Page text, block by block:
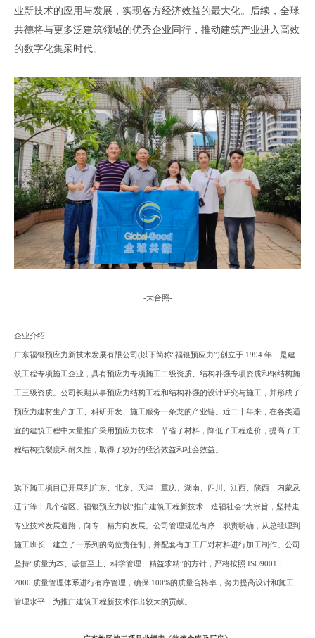
业新技术的应用与发展 ， 实现各方经济效益的最大化。 后续 ， 全球
共德将与更多泛建筑领域的优秀企业同行 ， 推动建筑产业进入高效
的数字化集采时代。
-大合照-
企业介绍
广东福银预应力新技术发展有限公司 (以下简称“福银预应力”)创立于 1994 年，是建
筑工程专项施工企业，具有预应力专项施工二级资质、结构补强专项资质和钢结构施
工三级资质。公司长期从事预应力结构工程和结构补强的设计研究与施工，并形成了
预应力建材生产加工、科研开发、施工服务一条龙的产业链。近二十年来，在各类适
宜的建筑工程中大量推广采用预应力技术，节省了材料，降低了工程造价，提高了工
程结构抗裂度和耐久性，取得了较好的经济效益和社会效益。
旗下施工项目 已开展到广东、北京、天津、重庆、湖南、四川、江西、陕西、内蒙及
辽宁等十几个省区。福银预应力以“推广建筑工程新技术，造福社会”为宗旨，坚持走
专业技术发展道路，向专、精方向发展。公司管理规范有序，职责明确，从总经理到
施工班长，建立了一系列的岗位责任制，并配套有加工厂对材料进行加工制作。公司
坚持“质量为本、诚信至上、科学管理、精益求精”的方针，严格按照 ISO9001：
2000 质量管理体系进行有序管理，确保 100%的质量合格率，努力提高设计和施工
管理水平，为推广建筑工程新技术作出较大的贡献。